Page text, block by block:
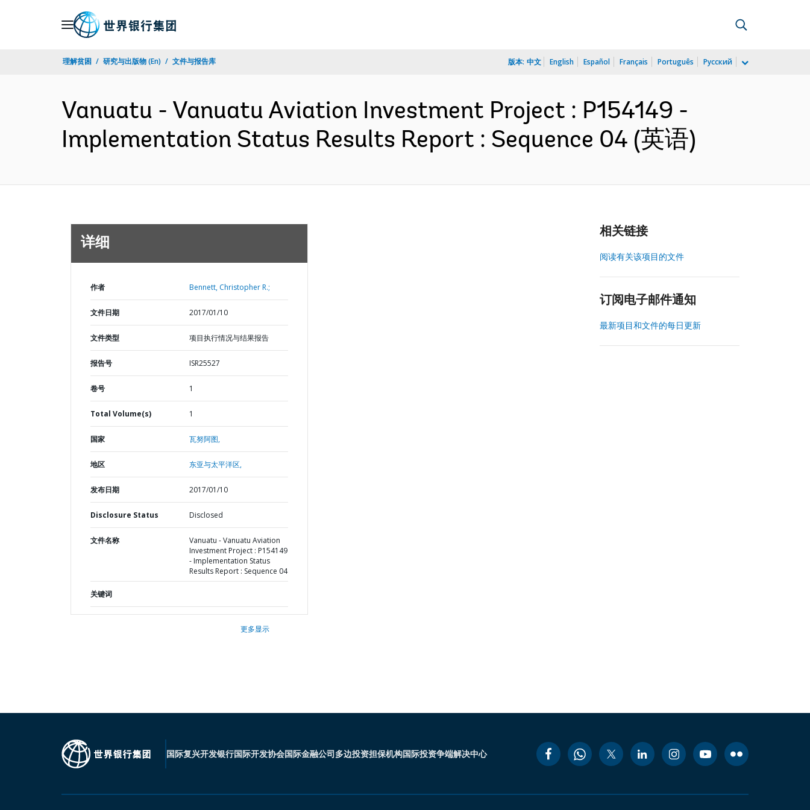
理解贫困 研究与出版物 (En) 文件与报告库 版本: 中文 English Español Français Português Русский
Vanuatu - Vanuatu Aviation Investment Project : P154149 -
Implementation Status Results Report : Sequence 04 (英语)
详细
作者 Bennett, Christopher R.;
文件日期 2017/01/10
文件类型 项目执行情况与结果报告
报告号 ISR25527
卷号 1
Total Volume(s) 1
国家 瓦努阿图,
地区 东亚与太平洋区,
发布日期 2017/01/10
Disclosure Status Disclosed
文件名称
Vanuatu - Vanuatu Aviation
Investment Project : P154149
- Implementation Status
Results Report : Sequence 04
关键词
更多显示
相关链接
阅读有关该项目的文件
订阅电子邮件通知
最新项目和文件的每日更新
国际复兴开发银行国际开发协会国际金融公司多边投资担保机构国际投资争端解决中心